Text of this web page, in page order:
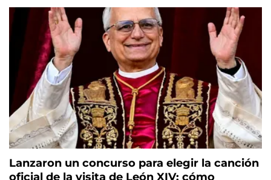
Lanzaron un concurso para elegir la canción
oficial de la visita de León XIV: cómo